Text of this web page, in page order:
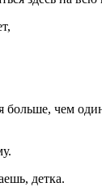
больше, чем
детка.